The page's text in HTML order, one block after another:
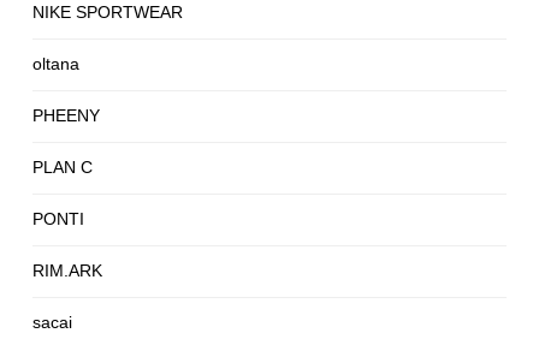
NIKE SPORTWEAR
oltana
PHEENY
PLAN C
PONTI
RIM.ARK
sacai